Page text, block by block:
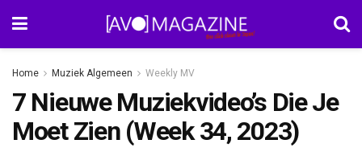
Home Muziek Algemeen Weekly MV
7 Nieuwe Muziekvideo’s Die Je
Moet Zien (Week 34, 2023)